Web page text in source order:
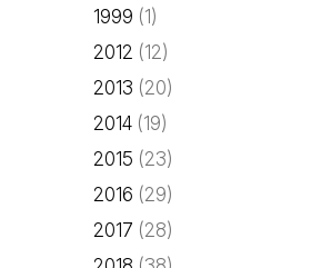
1999 (1)
2012 (12)
2013 (20)
2014 (19)
2015 (23)
2016 (29)
2017 (28)